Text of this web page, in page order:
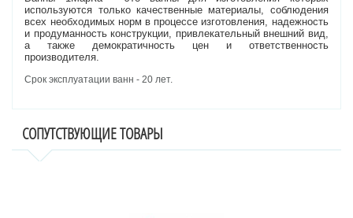
используются только качественные материалы, соблюдения
всех необходимых норм в процессе изготовления, надежность
и продуманность конструкции, привлекательный внешний вид,
а также демократичность цен и ответственность
производителя.
Срок эксплуатации ванн - 20 лет.
СОПУТСТВУЮЩИЕ ТОВАРЫ